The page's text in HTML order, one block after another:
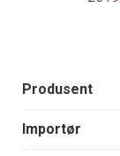
Produsent
Importør